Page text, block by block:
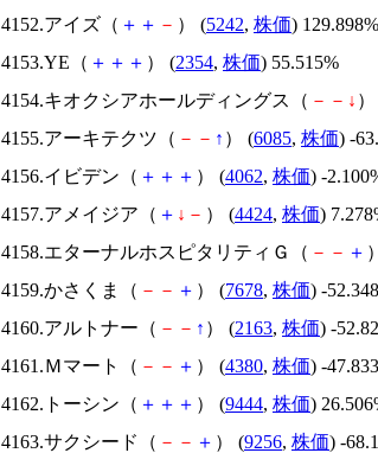
4152.アイズ（ ＋ ＋ － ） (5242, 株価) 129.898%
4153.YE（ ＋ ＋ ＋ ） (2354, 株価) 55.515%
4154.キオクシアホールディングス（ － － ↓
4155.アーキテクツ（ － － ↑ ） (6085, 株価) -
4156.イビデン（ ＋ ＋ ＋ ） (4062, 株価) -
4157.アメイジア（ ＋ ↓ － ） (4424, 株価)
4158.エターナルホスピタリティＧ（ － － ＋
4159.かさくま（ － － ＋ ） (7678, 株価) -
4160.アルトナー（ － － ↑ ） (2163, 株価) -
4161.Ｍマート（ － － ＋ ） (4380, 株価) -
4162.トーシン（ ＋ ＋ ＋ ） (9444, 株価)
4163.サクシード（ － － ＋ ） (9256, 株価) -